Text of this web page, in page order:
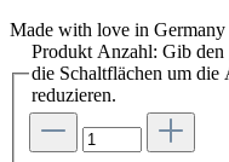
Made with love in Germany
Produkt Anzahl: Gib den
die Schaltflächen um die
reduzieren.